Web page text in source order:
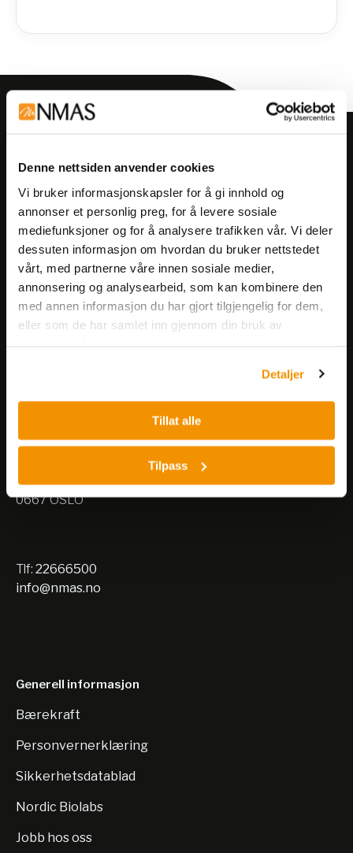
Denne nettsiden anvender cookies
Vi bruker informasjonskapsler for å gi innhold og
annonser et personlig preg, for å levere sosiale
mediefunksjoner og for å analysere trafikken vår. Vi deler
dessuten informasjon om hvordan du bruker nettstedet
vårt, med partnerne våre innen sosiale medier,
annonsering og analysearbeid, som kan kombinere den
med annen informasjon du har gjort tilgjengelig for dem,
eller som de har samlet inn gjennom din bruk av
Detaljer
Tillat alle
Tilpass
Få informasjon om produkter,
arrangementer og kampanjer.
Meld på nyhetsbrev
Besøksadresse:
0667 OSLO
Nils Hansens vei 10
0667 OSLO
Tlf: 22666500
info@nmas.no
Generell informasjon
Bærekraft
Personvernerklæring
Sikkerhetsdatablad
Nordic Biolabs
Jobb hos oss